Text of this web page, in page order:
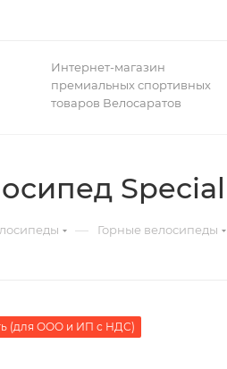
Интернет-магазин
премиальных спортивных
товаров Велосаратов
— Горные велосипеды
(для ООО и ИП с НДС)